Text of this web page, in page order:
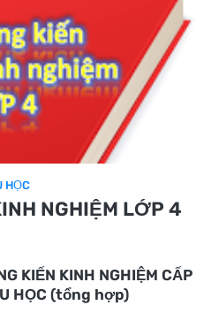
HỌC
NGHIỆM LỚP 4
KIẾN KINH NGHIỆM CẤP
HỌC (tổng hợp)